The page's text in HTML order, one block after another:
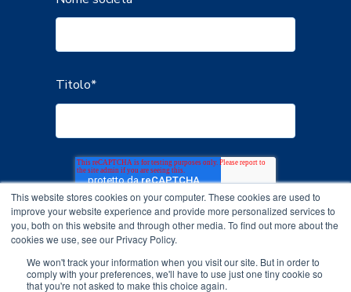
This website stores cookies on your computer. These cookies are used to
improve your website experience and provide more personalized services to
you, both on this website and through other media. To find out more about the
cookies we use, see our Privacy Policy.
We won't track your information when you visit our site. But in order to
comply with your preferences, we'll have to use just one tiny cookie so
that you're not asked to make this choice again.
Titolo*